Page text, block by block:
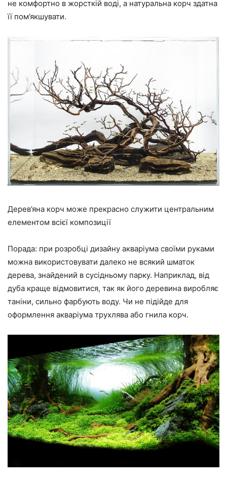
не комфортно в жорсткій воді, а натуральна корч здатна
її пом’якшувати.
Дерев’яна корч може прекрасно служити центральним
елементом всієї композиції
Порада: при розробці дизайну акваріума своїми руками
можна використовувати далеко не всякий шматок
дерева, знайдений в сусідньому парку. Наприклад, від
дуба краще відмовитися, так як його деревина виробляє
таніни, сильно фарбують воду. Чи не підійде для
оформлення акваріума трухлява або гнила корч.